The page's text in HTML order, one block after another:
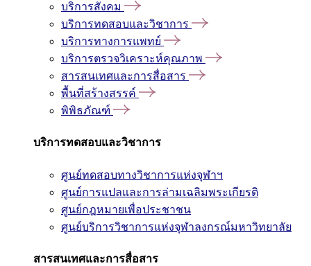
บริการสังคม
บริการทดสอบและวิชาการ
บริการทางการแพทย์
บริการตรวจวิเคราะห์คุณภาพ
สารสนเทศและการสื่อสาร
พื้นที่สร้างสรรค์
พิพิธภัณฑ์
บริการทดสอบและวิชาการ
ศูนย์ทดสอบทางวิชาการแห่งจุฬาฯ
ศูนย์การแปลและการล่ามเฉลิมพระเกียรติ
ศูนย์กฎหมายเพื่อประชาชน
ศูนย์บริการวิชาการแห่งจุฬาลงกรณ์มหาวิทยาลัย
สารสนเทศและการสื่อสาร